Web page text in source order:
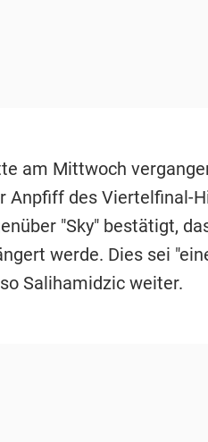
am Mittwoch
Anpfiff des Viertelfinal-
"Sky" bestätigt,
werde. Dies sei
Salihamidzic weiter.